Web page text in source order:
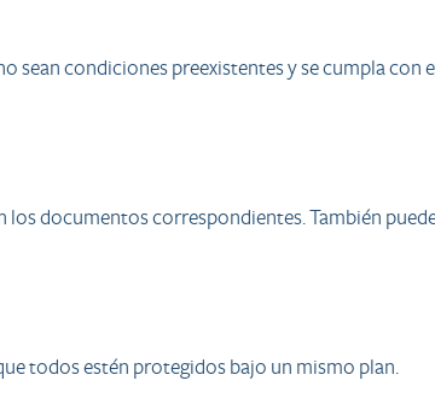
sean condiciones preexistentes y se cumpla
documentos correspondientes. También
todos estén protegidos bajo un mismo plan.